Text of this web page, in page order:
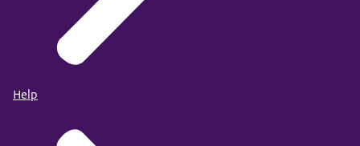
Help